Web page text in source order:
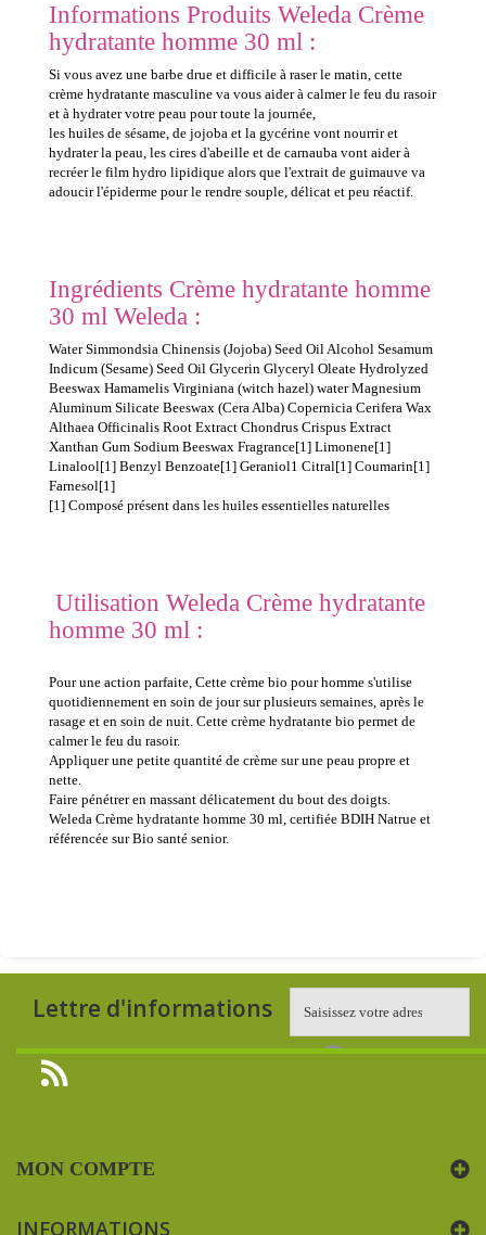
Informations Produits Weleda Crème
hydratante homme 30 ml :
Si vous avez une barbe drue et difficile à raser le matin, cette
crème hydratante masculine va vous aider à calmer le feu du rasoir
et à hydrater votre peau pour toute la journée,
les huiles de sésame, de jojoba et la gycérine vont nourrir et
hydrater la peau, les cires d'abeille et de carnauba vont aider à
recréer le film hydro lipidique alors que l'extrait de guimauve va
adoucir l'épiderme pour le rendre souple, délicat et peu réactif.
Ingrédients Crème hydratante homme
30 ml Weleda :
Water Simmondsia Chinensis (Jojoba) Seed Oil Alcohol Sesamum
Indicum (Sesame) Seed Oil Glycerin Glyceryl Oleate Hydrolyzed
Beeswax Hamamelis Virginiana (witch hazel) water Magnesium
Aluminum Silicate Beeswax (Cera Alba) Copernicia Cerifera Wax
Althaea Officinalis Root Extract Chondrus Crispus Extract
Xanthan Gum Sodium Beeswax Fragrance[1] Limonene[1]
Linalool[1] Benzyl Benzoate[1] Geraniol1 Citral[1] Coumarin[1]
Farnesol[1]
[1] Composé présent dans les huiles essentielles naturelles
Utilisation Weleda Crème hydratante
homme 30 ml :
Pour une action parfaite, Cette crème bio pour homme s'utilise
quotidiennement en soin de jour sur plusieurs semaines, après le
rasage et en soin de nuit. Cette crème hydratante bio permet de
calmer le feu du rasoir.
Appliquer une petite quantité de crème sur une peau propre et
nette.
Faire pénétrer en massant délicatement du bout des doigts.
Weleda Crème hydratante homme 30 ml, certifiée BDIH Natrue et
référencée sur Bio santé senior.
Lettre d'informations
MON COMPTE
INFORMATIONS